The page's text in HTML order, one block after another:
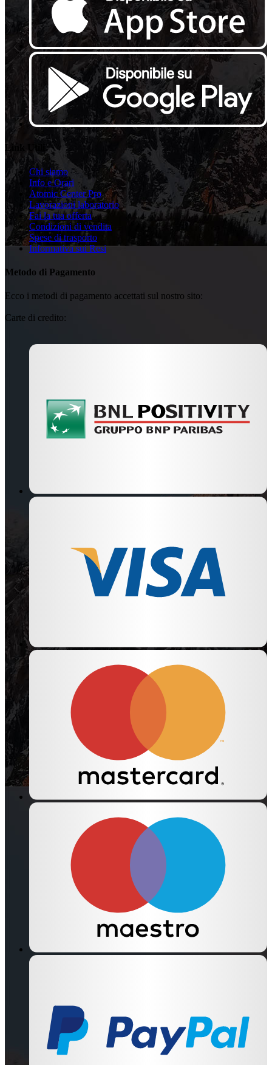
Link Utili
Chi siamo
Info e Orari
Atomic Center Pro
Lavorazioni laboratorio
Fai la tua offerta
Condizioni di vendita
Spese di trasporto
Informativa sui Resi
Metodo di Pagamento
Ecco i metodi di pagamento accettati sul nostro sito:
Carte di credito: